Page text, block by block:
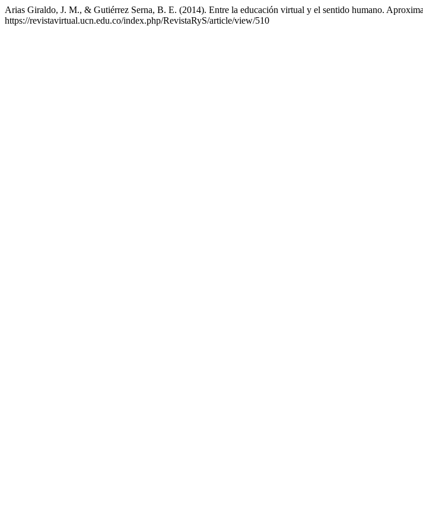
Arias Giraldo, J. M., & Gutiérrez Serna, B. E. (2014). Entre la educación virtual y el sentido humano.
https://revistavirtual.ucn.edu.co/index.php/RevistaRyS/article/view/510